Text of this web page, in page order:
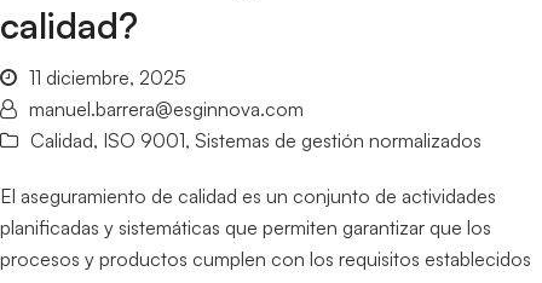
calidad?
11 diciembre, 2025
manuel.barrera@esginnova.com
Calidad, ISO 9001, Sistemas de gestión normalizados
El aseguramiento de calidad es un conjunto de actividades
planificadas y sistemáticas que permiten garantizar que los
procesos y productos cumplen con los requisitos establecidos